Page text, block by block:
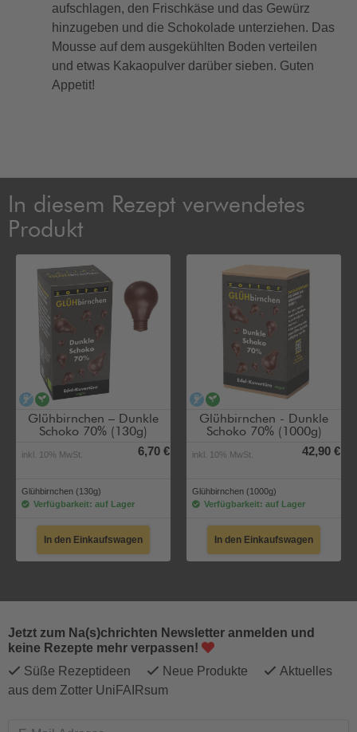
aufschlagen, den Frischkäse und das Gewürz
hinzugeben und die Schokolade unterziehen. Das
Mousse auf dem ausgekühlten Boden verteilen
und etwas Kakaopulver darüber sieben. Guten
Appetit!
In diesem Rezept verwendetes
Produkt
alkoholfrei
vegan
Glühbirnchen – Dunkle
Schoko 70% (130g)
inkl. 10% MwSt. 6,70 €
Glühbirnchen (130g)
Verfügbarkeit: auf Lager
In den Einkaufswagen
alkoholfrei
Glühbirnchen - Dunkle
Schoko 70% (1000g)
inkl. 10% MwSt. 42,90 €
Glühbirnchen (1000g)
Verfügbarkeit: auf Lager
In den Einkaufswagen
Jetzt zum Na(s)chrichten Newsletter anmelden und
keine Rezepte mehr verpassen!
Süße Rezeptideen
Neue Produkte
Aktuelles
aus dem Zotter UniFAIRsum